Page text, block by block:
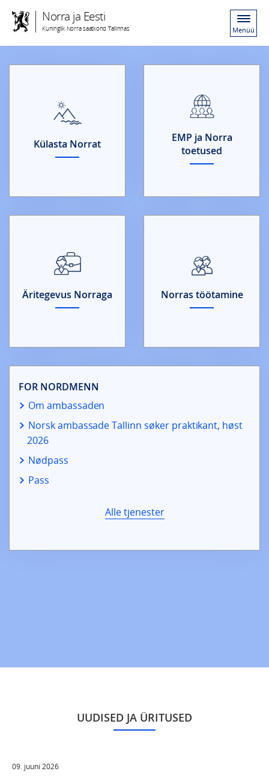
Norra ja Eesti
Kuninglik Norra saatkond Tallinnas Menüü
Külasta Norrat
EMP ja Norra
toetused
Norras töötamine
Äritegevus Norraga
FOR NORDMENN
Om ambassaden
Norsk ambassade Tallinn søker praktikant, høst
2026
Nødpass
Pass
Alle tjenester
UUDISED JA ÜRITUSED
09. juuni 2026